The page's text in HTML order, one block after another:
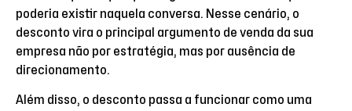
poderia existir naquela conversa. Nesse cenário, o
desconto vira o principal argumento de venda da sua
empresa não por estratégia, mas por ausência de
direcionamento.
Além disso, o desconto passa a funcionar como uma